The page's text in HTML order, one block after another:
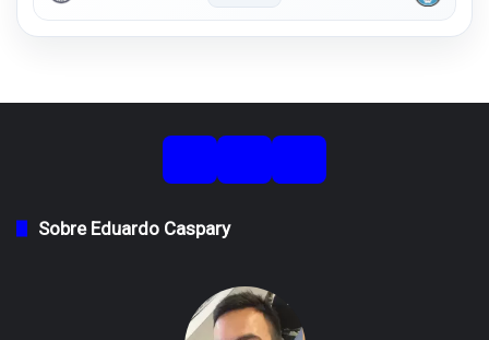
Sobre Eduardo Caspary